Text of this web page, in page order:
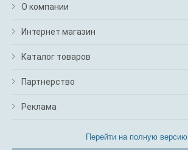
О компании
Интернет магазин
Каталог товаров
Партнерство
Реклама
Перейти на полную версию